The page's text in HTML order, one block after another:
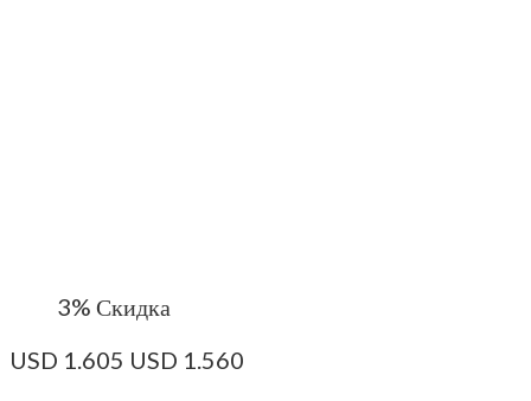
3% Скидка
USD 1.605 USD 1.560